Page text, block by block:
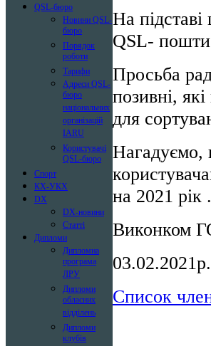
QSL-бюро
Новини QSL-
бюро
Порядок
роботи
Тарифи
Адреси QSL-
бюро
національних
організацій
IARU
Користувачі
QSL-бюро
Спорт
КХ-УКХ
DX
DX-новини
Статті
Дипломи
Дипломна
програма
ЛРУ
Дипломи
обласних
відділень
Дипломи
клубів
На
QSL-
Просьба
позивні,
для
Нагадуємо,
на 2021 рік .
Виконком
03.02.2021р.
Список